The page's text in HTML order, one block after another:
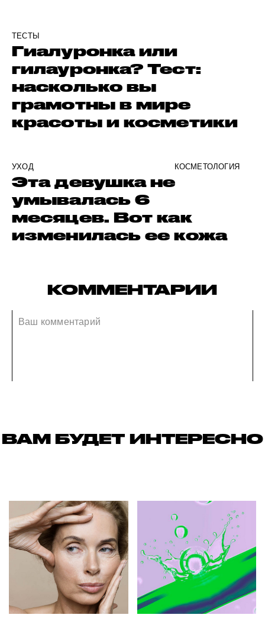
ТЕСТЫ
Гиалуронка или
гилауронка? Тест:
насколько вы
грамотны в мире
красоты и косметики
УХОД КОСМЕТОЛОГИЯ
Эта девушка не
умывалась 6
месяцев. Вот как
изменилась ее кожа
КОММЕНТАРИИ
ВАМ БУДЕТ ИНТЕРЕСНО